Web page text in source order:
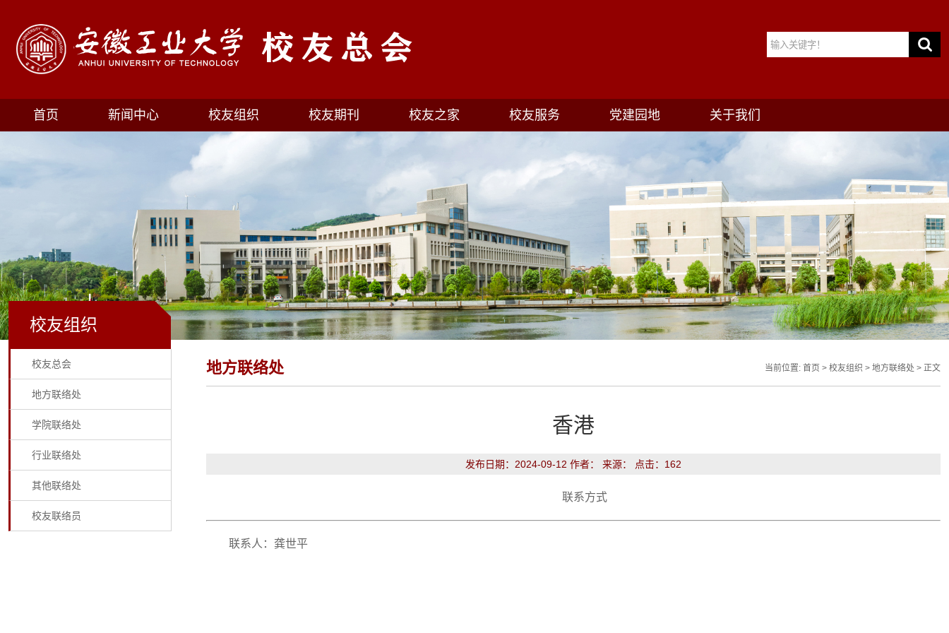
首页 新闻中心 校友组织 校友期刊 校友之家 校友服务 党建园地 关于我们
校友组织
校友总会
地方联络处
学院联络处
行业联络处
其他联络处
校友联络员
地方联络处 当前位置: 首页 > 校友组织 > 地方联络处 > 正文
香港
发布日期：2024-09-12 作者： 来源： 点击： 162
联系方式
联系人：龚世平